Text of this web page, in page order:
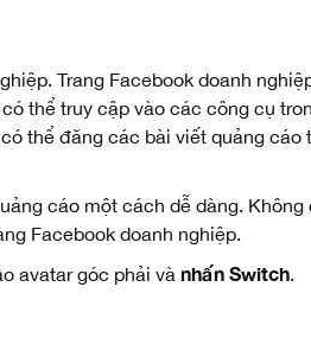
Trang Facebook doanh
thể truy cập vào các công cụ
thể đăng các bài viết quảng cáo
cáo một cách dễ dàng. Không
Facebook doanh nghiệp.
avatar góc phải và nhấn Switch.